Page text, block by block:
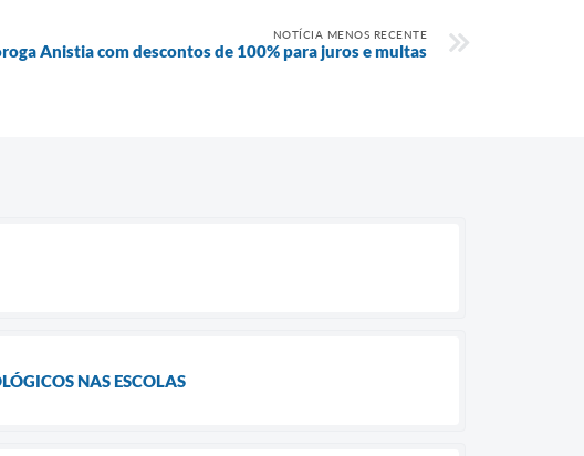
NOTÍCIA MENOS RECENTE
Anistia com descontos de 100% para juros e multas
NAS ESCOLAS